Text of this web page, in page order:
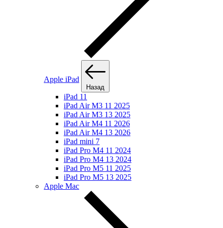
Apple iPad
Назад
iPad 11
iPad Air M3 11 2025
iPad Air M3 13 2025
iPad Air M4 11 2026
iPad Air M4 13 2026
iPad mini 7
iPad Pro M4 11 2024
iPad Pro M4 13 2024
iPad Pro M5 11 2025
iPad Pro M5 13 2025
Apple Mac